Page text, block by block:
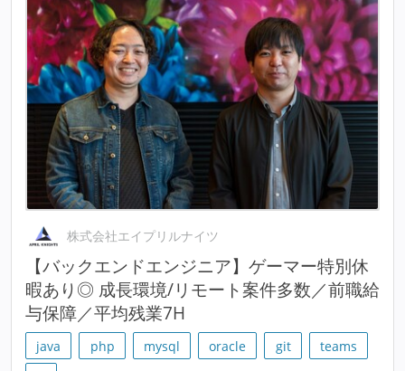
株式会社エイプリルナイツ
【バックエンドエンジニア】ゲーマー特別休
暇あり◎ 成長環境/リモート案件多数／前職給
与保障／平均残業7H
java php mysql oracle git
teams